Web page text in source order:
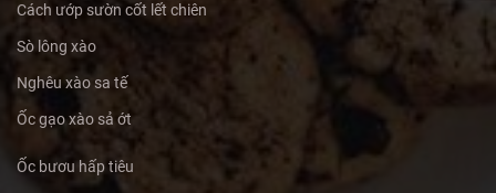
Cách ướp sườn cốt lết chiên
Sò lông xào
Nghêu xào sa tế
Ốc gạo xào sả ớt
Ốc bươu hấp tiêu